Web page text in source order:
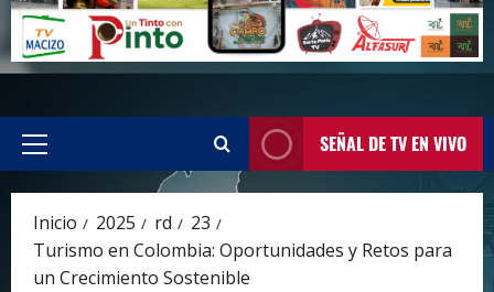
Menú
SEÑAL DE TV EN VIVO
Inicio 2025 rd
23
Turismo en Colombia: Oportunidades y Retos para
un Crecimiento Sostenible